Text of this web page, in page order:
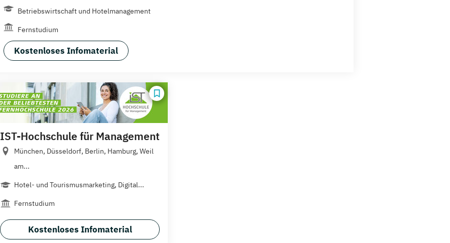
Betriebswirtschaft und Hotelmanagement
Fernstudium
Kostenloses Infomaterial
IST-Hochschule für Management
München, Düsseldorf, Berlin, Hamburg, Weil
am...
Hotel- und Tourismusmarketing, Digital...
Fernstudium
Kostenloses Infomaterial